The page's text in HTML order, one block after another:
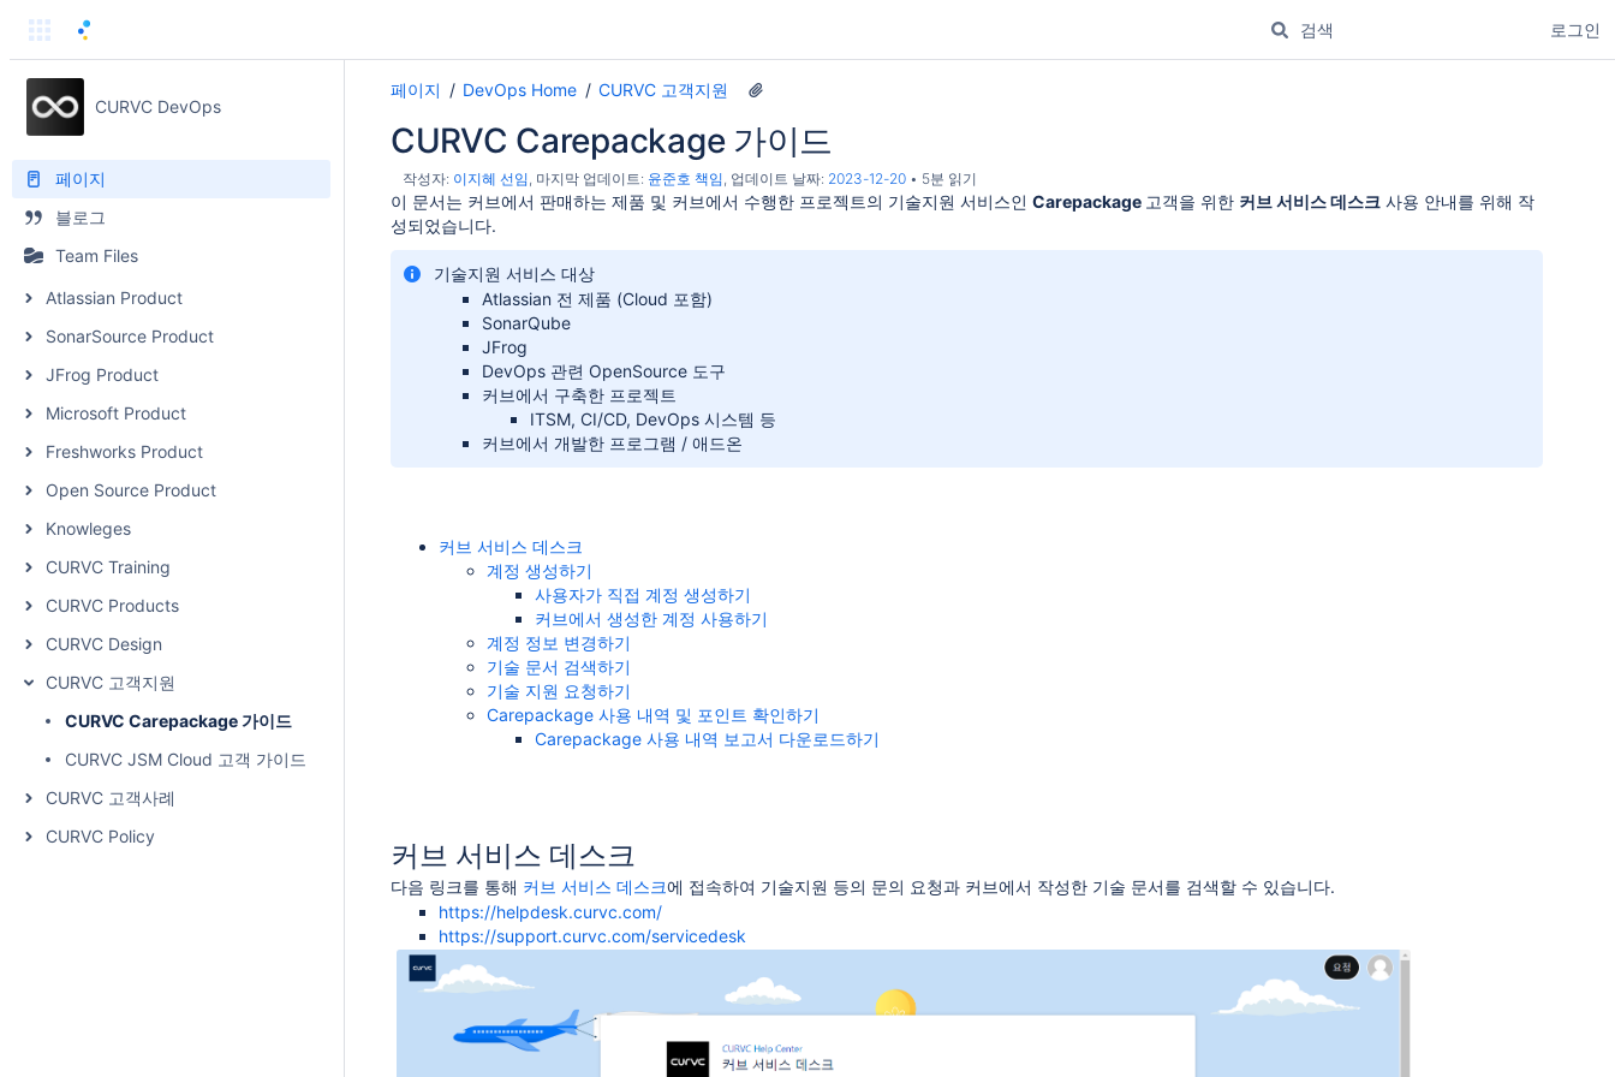
로그인
CURVC DevOps
페이지
블로그
Team Files
Atlassian Product
SonarSource Product
JFrog Product
Microsoft Product
Freshworks Product
Open Source Product
Knowleges
CURVC Training
CURVC Products
CURVC Design
CURVC 고객지원
CURVC Carepackage 가이드
CURVC JSM Cloud 고객 가이드
CURVC 고객사례
CURVC Policy
페이지 DevOps Home CURVC 고객지원
CURVC Carepackage 가이드
작성자: 이지혜 선임, 마지막 업데이트: 윤준호 책임, 업데이트 날짜: 2023-12-20 5분 읽기
이 문서는 커브에서 판매하는 제품 및 커브에서 수행한 프로젝트의 기술지원 서비스인 Carepackage 고객을 위한 커브 서비스 데스크 사용 안내를 위해 작
성되었습니다.
기술지원 서비스 대상
Atlassian 전 제품 (Cloud 포함)
SonarQube
JFrog
DevOps 관련 OpenSource 도구
커브에서 구축한 프로젝트
ITSM, CI/CD, DevOps 시스템 등
커브에서 개발한 프로그램 / 애드온
커브 서비스 데스크
계정 생성하기
사용자가 직접 계정 생성하기
커브에서 생성한 계정 사용하기
계정 정보 변경하기
기술 문서 검색하기
기술 지원 요청하기
Carepackage 사용 내역 및 포인트 확인하기
Carepackage 사용 내역 보고서 다운로드하기
커브 서비스 데스크
다음 링크를 통해 커브 서비스 데스크에 접속하여 기술지원 등의 문의 요청과 커브에서 작성한 기술 문서를 검색할 수 있습니다.
https://helpdesk.curvc.com/
https://support.curvc.com/servicedesk